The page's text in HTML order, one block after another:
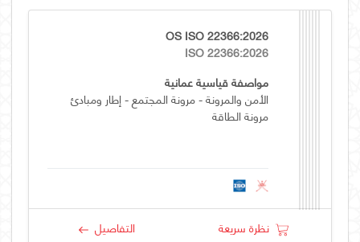
OS ISO 22366:2026
ISO 22366:2026
مواصفة قياسية عمانية
الأمن والمرونة - مرونة المجتمع - إطار ومبادئ
مرونة الطاقة
نظرة سريعة التفاصيل